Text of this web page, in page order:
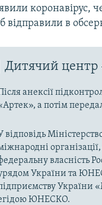
коронавірус,
відправили в
Дитячий центр
анексії
а потім
відповідь
власність
України та
України
ЮНЕСКО.